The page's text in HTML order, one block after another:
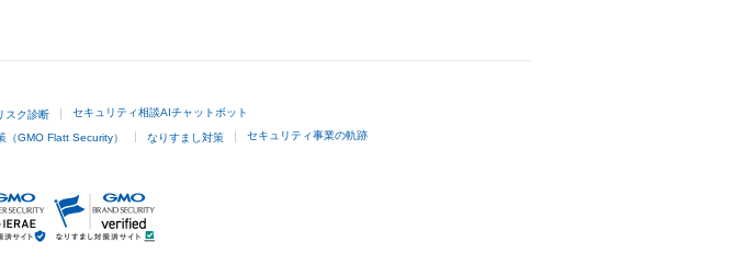
スク診断 セキュリティ相談AIチャットボット
（GMO Flatt Security） なりすまし対策 セキュリティ事業の軌跡